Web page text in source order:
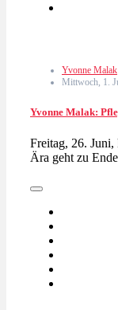
Yvonne Malak
Mittwoch, 1.
Yvonne Malak:
Freitag, 26.
Ära geht zu